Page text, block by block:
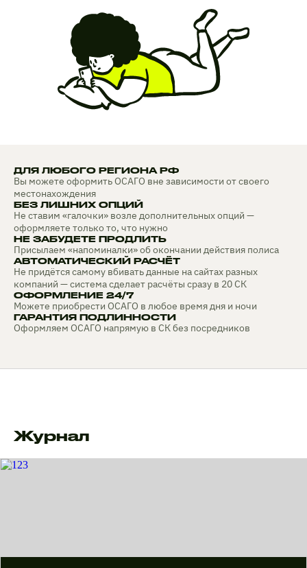
ДЛЯ ЛЮБОГО РЕГИОНА РФ
Вы можете оформить ОСАГО вне зависимости от своего
местонахождения
БЕЗ ЛИШНИХ ОПЦИЙ
Не ставим «галочки» возле дополнительных опций —
оформляете только то, что нужно
НЕ ЗАБУДЕТЕ ПРОДЛИТЬ
Присылаем «напоминалки» об окончании действия полиса
АВТОМАТИЧЕСКИЙ РАСЧЁТ
Не придётся самому вбивать данные на сайтах разных
компаний — система сделает расчёты сразу в 20 СК
ОФОРМЛЕНИЕ 24/7
Можете приобрести ОСАГО в любое время дня и ночи
ГАРАНТИЯ ПОДЛИННОСТИ
Оформляем ОСАГО напрямую в СК без посредников
Журнал